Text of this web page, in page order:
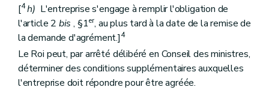
[4 h) L'entreprise s'engage à remplir l'obligation de
l'article 2 bis , §1er, au plus tard à la date de la remise de
la demande d'agrément.]4
Le Roi peut, par arrêté délibéré en Conseil des ministres,
déterminer des conditions supplémentaires auxquelles
l'entreprise doit répondre pour être agréée.